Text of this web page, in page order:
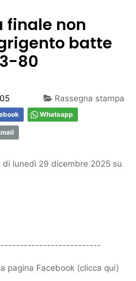
finale non
batte
80
Rassegna stampa
Whatsapp
di lunedì 29 dicembre 2025 su
pagina Facebook (clicca qui)